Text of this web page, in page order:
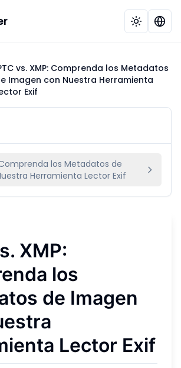
vs. XMP: Comprenda los Metadatos
Imagen con Nuestra Herramienta
Exif
Comprenda los Metadatos de
Herramienta Lector Exif
XMP:
los
de Imagen
Lector Exif